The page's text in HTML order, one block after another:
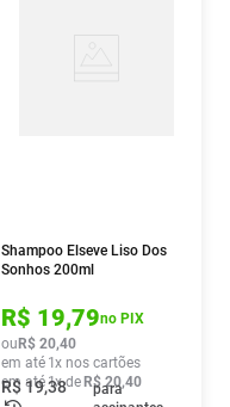
Shampoo Elseve Liso Dos
Sonhos 200ml
R$ 19,79no PIX
ou R$ 20,40
em até 1x nos cartões
em até1x de R$ 20,40
R$19,38
para